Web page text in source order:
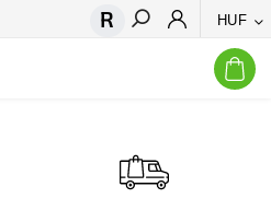
HUF
Keresés